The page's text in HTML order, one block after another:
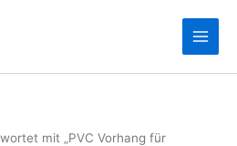
mit „PVC Vorhang für